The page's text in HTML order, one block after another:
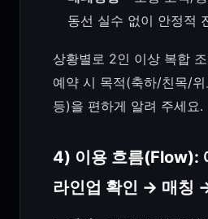
동선 실수 없이 안정적
상황별로 2인 이상 복합
예약 시 목적(축하/친목/
등)을 편하게 알려 주세요.
4) 이용 흐름(Flow):
라인업 확인 → 매칭